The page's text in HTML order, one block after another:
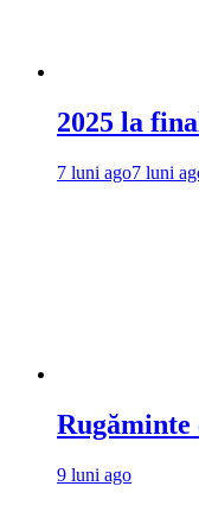
2025 la
7 luni ago7 luni
9 luni ago